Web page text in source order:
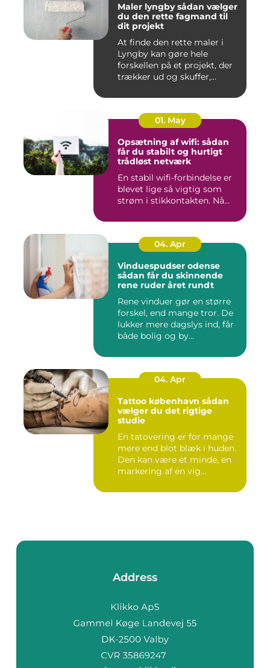
Maler lyngby sådan vælger
du den rette fagmand til
dit projekt
At finde den rette maler i
Lyngby kan gøre hele
forskellen på et projekt, der
trækker ud og skuffer,...
01. May
Opsætning af wifi: sådan
får du stabilt og hurtigt
trådløst netværk
En stabil wifi-forbindelse er
blevet lige så vigtig som
strøm i stikkontakten. Nå...
04. Apr
Vinduespudser odense
sådan får du skinnende
rene ruder året rundt
Rene vinduer gør en større
forskel, end mange tror. De
lukker mere dagslys ind, får
både bolig og by...
04. Apr
Tattoo københavn sådan
vælger du det rigtige
studie
En tatovering er for mange
mere end blot blæk i huden.
Den kan være et minde, en
markering af en vig...
Address